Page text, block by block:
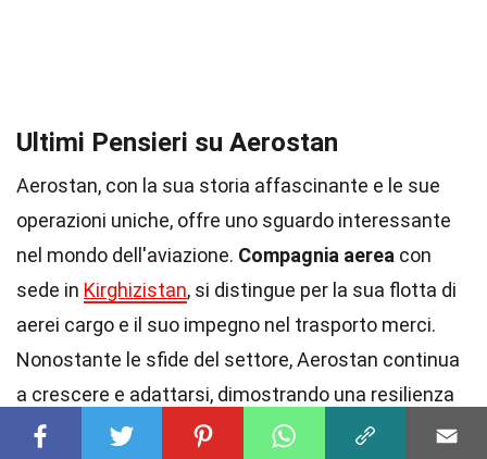
Ultimi Pensieri su Aerostan
Aerostan, con la sua storia affascinante e le sue
operazioni uniche, offre uno sguardo interessante
nel mondo dell'aviazione. Compagnia aerea con
sede in Kirghizistan, si distingue per la sua flotta di
aerei cargo e il suo impegno nel trasporto merci.
Nonostante le sfide del settore, Aerostan continua
a crescere e adattarsi, dimostrando una resilienza
notevole. La sua capacità di operare in condizioni